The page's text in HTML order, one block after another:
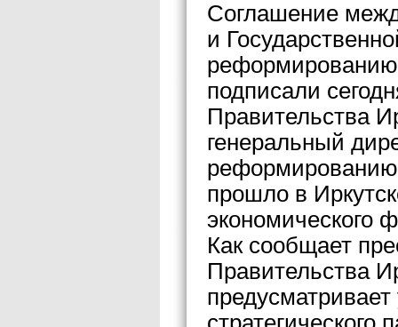
Соглашение
и
реформированию
подписали
Правительства
генеральный
прошло в
экономического
Как сообщает
Правительства